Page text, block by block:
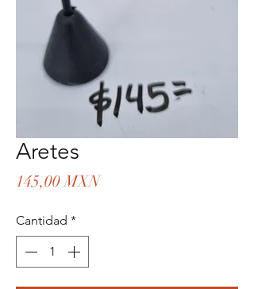
Aretes
145,00 MXNPrecio
Cantidad *